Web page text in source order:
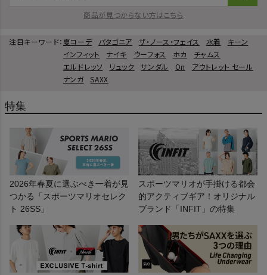
商品が見つからない方はこちら
注目キーワード： 夏コーデ パタゴニア ザ・ノース・フェイス 水着
キーン
インフィット
ナイキ ウーフォス ホカ
チャムス
エルドレッソ
リュック サンダル On
アウトレット セール
ナンガ
SAXX
特集
2026年春夏に選ぶべき一着が見
つかる「スポーツマリオセレク
ト 26SS」
スポーツマリオが手掛ける都会
的アクティブギア！オリジナル
ブランド「INFIT」の特集